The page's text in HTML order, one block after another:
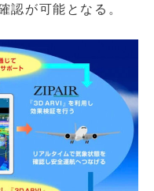
認が可能となる。